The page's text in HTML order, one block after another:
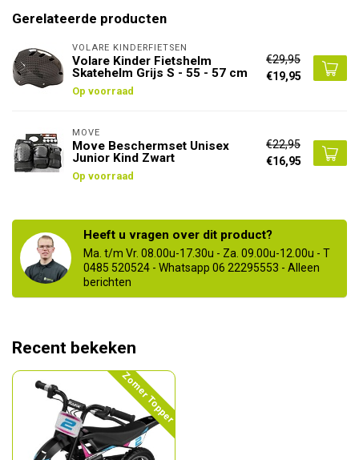
Gerelateerde producten
VOLARE KINDERFIETSEN
Volare Kinder Fietshelm
Skatehelm Grijs S - 55 - 57 cm
Op voorraad
€29,95
€19,95
MOVE
Move Beschermset Unisex
Junior Kind Zwart
Op voorraad
€22,95
€16,95
Heeft u vragen over dit product?
Ma. t/m Vr. 08.00u-17.30u - Za. 09.00u-12.00u - T
0485 520524 - Whatsapp 06 22295553 - Alleen
berichten
Recent bekeken
Zomer Topper